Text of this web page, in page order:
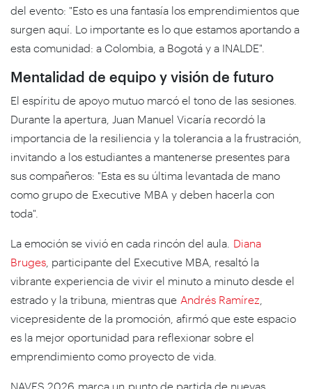
del evento: "Esto es una fantasía los emprendimientos que
surgen aquí. Lo importante es lo que estamos aportando a
esta comunidad: a Colombia, a Bogotá y a INALDE".
Mentalidad de equipo y visión de futuro
El espíritu de apoyo mutuo marcó el tono de las sesiones.
Durante la apertura, Juan Manuel Vicaría recordó la
importancia de la resiliencia y la tolerancia a la frustración,
invitando a los estudiantes a mantenerse presentes para
sus compañeros: "Esta es su última levantada de mano
como grupo de Executive MBA y deben hacerla con
toda".
La emoción se vivió en cada rincón del aula. Diana
Bruges , participante del Executive MBA, resaltó la
vibrante experiencia de vivir el minuto a minuto desde el
estrado y la tribuna, mientras que Andrés Ramírez
vicepresidente de la promoción, afirmó que este espacio
es la mejor oportunidad para reflexionar sobre el
emprendimiento como proyecto de vida.
NAVES 2026 marca un punto de partida de nuevas